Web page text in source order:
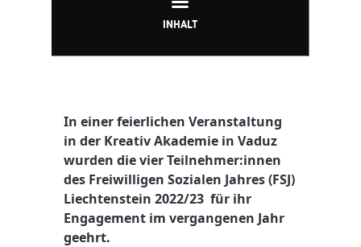
INHALT
In einer feierlichen Veranstaltung
in der Kreativ Akademie in Vaduz
wurden die vier Teilnehmer:innen
des Freiwilligen Sozialen Jahres (FSJ)
Liechtenstein 2022/23 für ihr
Engagement im vergangenen Jahr
geehrt.